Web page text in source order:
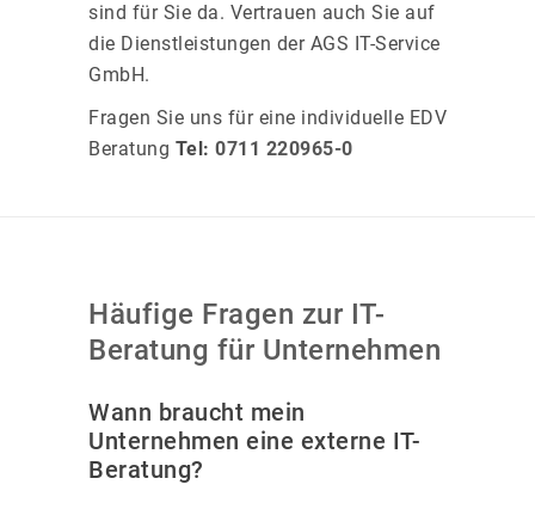
sind für Sie da. Vertrauen auch Sie auf
die Dienstleistungen der AGS IT-Service
GmbH.
Fragen Sie uns für eine individuelle EDV
Beratung Tel: 0711 220965-0
Häufige Fragen zur IT-
Beratung für Unternehmen
Wann braucht mein
Unternehmen eine externe IT-
Beratung?